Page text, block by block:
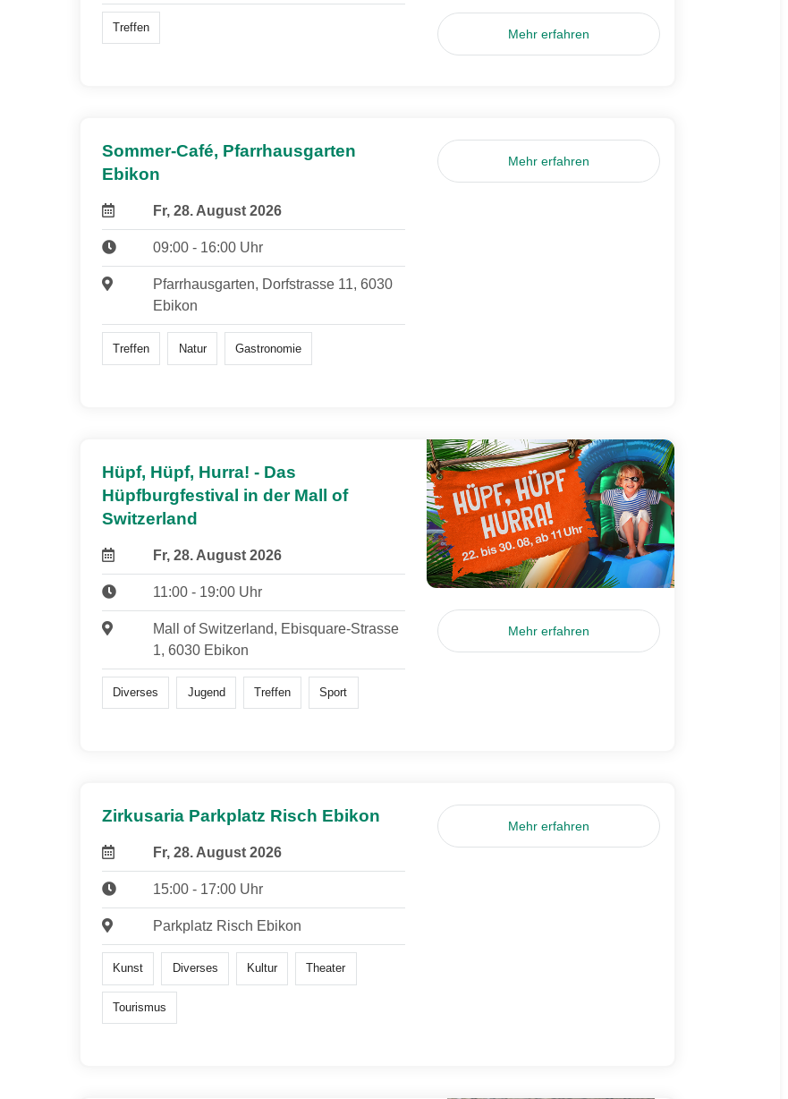
Treffen Mehr erfahren
Sommer-Café, Pfarrhausgarten
Ebikon
Fr, 28. August 2026
09:00 - 16:00 Uhr
Pfarrhausgarten, Dorfstrasse 11, 6030
Ebikon
Treffen Natur Gastronomie
Mehr erfahren
Hüpf, Hüpf, Hurra! - Das
Hüpfburgfestival in der Mall of
Switzerland
Fr, 28. August 2026
11:00 - 19:00 Uhr
Mall of Switzerland, Ebisquare-Strasse
1, 6030 Ebikon
Diverses Jugend Treffen Sport
Mehr erfahren
Zirkusaria Parkplatz Risch Ebikon
Fr, 28. August 2026
15:00 - 17:00 Uhr
Parkplatz Risch Ebikon
Kunst Diverses Kultur Theater
Tourismus
Mehr erfahren